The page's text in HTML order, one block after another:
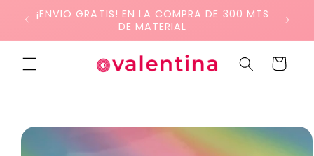
directamente
¡ENVIO GRATIS! EN LA COMPRA DE 300 MTS
DE MATERIAL
Carrito
directamente
a la